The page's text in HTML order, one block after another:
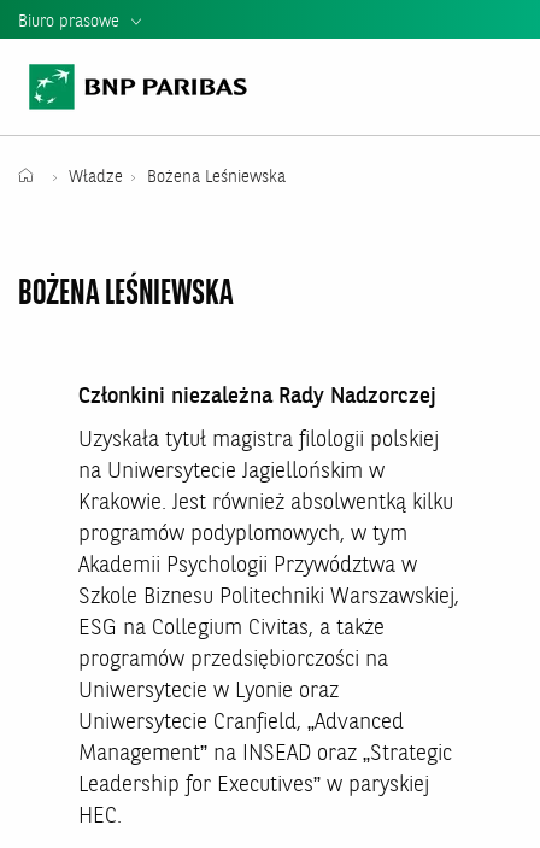
Biuro prasowe
Informacje Prasowe
Teczka Prasowa
Władze banku
Raporty i Prezentacje BNP Paribas
Władze Bożena Leśniewska
BOŻENA LEŚNIEWSKA
Członkini niezależna Rady Nadzorczej
Uzyskała tytuł magistra filologii polskiej
na Uniwersytecie Jagiellońskim w
Krakowie. Jest również absolwentką kilku
programów podyplomowych, w tym
Akademii Psychologii Przywództwa w
Szkole Biznesu Politechniki Warszawskiej,
ESG na Collegium Civitas, a także
programów przedsiębiorczości na
Uniwersytecie w Lyonie oraz
Uniwersytecie Cranfield, „Advanced
Management” na INSEAD oraz „Strategic
Leadership for Executives” w paryskiej
HEC.